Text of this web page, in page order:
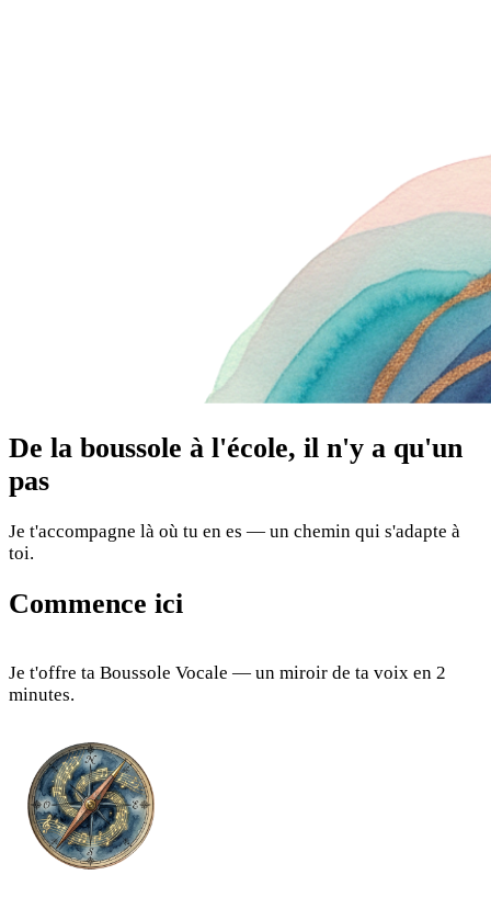
De la boussole à l'école, il n'y a qu'un
pas
Je t'accompagne là où tu en es — un chemin qui s'adapte à
toi.
Commence ici
Je t'offre ta Boussole Vocale — un miroir de ta voix en 2
minutes.